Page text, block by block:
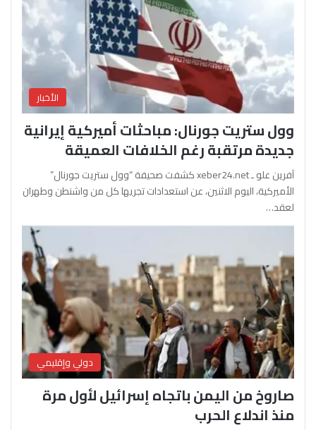
الأخبار
وول ستريت جورنال: مباحثات أميركية إيرانية
جديدة مرتقبة رغم الخلافات العميقة
آفرين علو ـ xeber24.net كشفت صحيفة “وول ستريت جورنال”
الأميركية، اليوم الاثنين، عن استعدادات تجريها كل من واشنطن وطهران
لعقد…
دولي وإقليمي
صاروخ من اليمن باتجاه إسرائيل لأول مرة
منذ اندلاع الحرب